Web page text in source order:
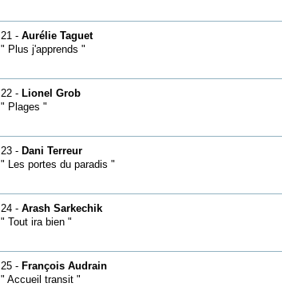
21 - Aurélie Taguet
" Plus j'apprends "
22 - Lionel Grob
" Plages "
23 - Dani Terreur
" Les portes du paradis "
24 - Arash Sarkechik
" Tout ira bien "
25 - François Audrain
" Accueil transit "